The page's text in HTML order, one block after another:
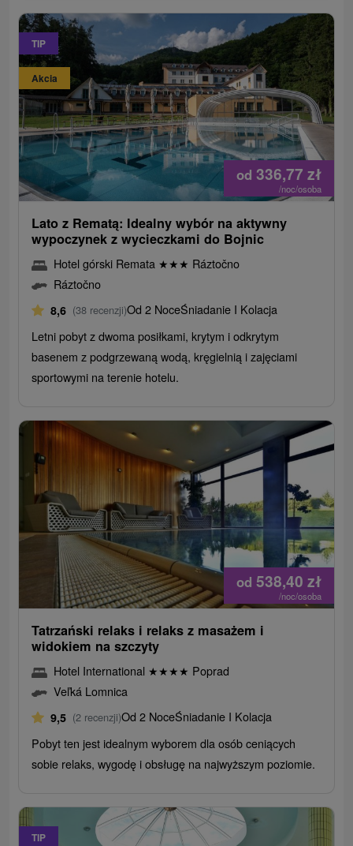
TIP
Akcia
od 336,77 zł
/noc/osoba
Lato z Rematą: Idealny wybór na aktywny
wypoczynek z wycieczkami do Bojnic
Hotel górski Remata ★★★ Ráztočno
Ráztočno
8,6 (38 recenzji)Od 2 NoceŚniadanie I Kolacja
Letni pobyt z dwoma posiłkami, krytym i odkrytym
basenem z podgrzewaną wodą, kręgielnią i zajęciami
sportowymi na terenie hotelu.
od 538,40 zł
/noc/osoba
Tatrzański relaks i relaks z masażem i
widokiem na szczyty
Hotel International ★★★★ Poprad
Veľká Lomnica
9,5 (2 recenzji)Od 2 NoceŚniadanie I Kolacja
Pobyt ten jest idealnym wyborem dla osób ceniących
sobie relaks, wygodę i obsługę na najwyższym poziomie.
TIP